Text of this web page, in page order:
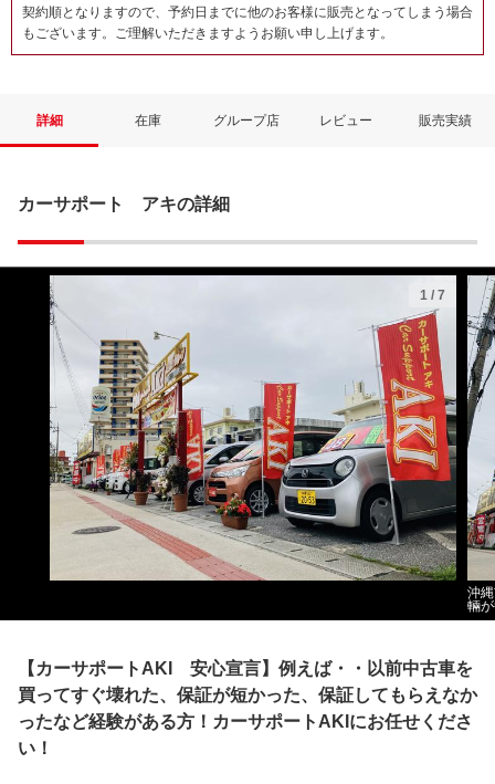
契約順となりますので、予約日までに他のお客様に販売となってしまう場合
もございます。ご理解いただきますようお願い申し上げます。
詳細 在庫 グループ店 レビュー 販売実績
カーサポート アキの詳細
1 / 7
沖
輛
【カーサポートAKI 安心宣言】例えば・・以前中古車を
買ってすぐ壊れた、保証が短かった、保証してもらえなか
ったなど経験がある方！カーサポートAKIにお任せくださ
い！